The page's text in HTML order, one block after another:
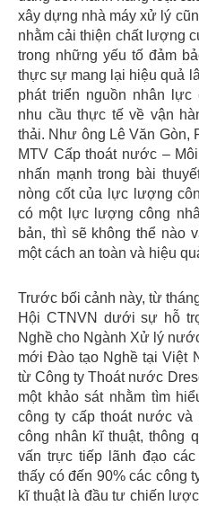
xây dựng nhà máy xử lý
nhằm cải thiện chất lượng
trong những yếu tố đảm
thực sự mang lại hiệu quả
phát triển nguồn nhân
nhu cầu thực tế về vận
thải. Như ông Lê Văn Gòn,
MTV Cấp thoát nước –
nhấn mạnh trong bài
nòng cốt của lực lượng
có một lực lượng công
bản, thì sẽ không thể nào
một cách an toàn và hiệu
Trước bối cảnh này, từ
Hội CTNVN dưới sự hỗ
Nghề cho Ngành Xử lý
mới Đào tạo Nghề tại Việt
từ Công ty Thoát nước
một khảo sát nhằm tìm
công ty cấp thoát nước
công nhân kĩ thuật, thông
vấn trực tiếp lãnh đạo
thấy có đến 90% các công
kĩ thuật là đầu tư chiến